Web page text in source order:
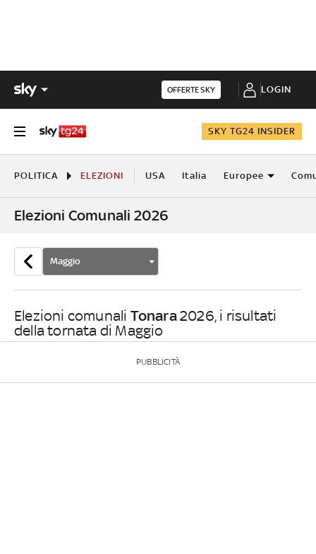
OFFERTE SKY LOGIN
SKY TG24 INSIDER
POLITICA ELEZIONI USA Italia Europee
Elezioni Comunali 2026
Maggio
Elezioni comunali Tonara2026, i risultati
della tornata di Maggio
PUBBLICITÀ